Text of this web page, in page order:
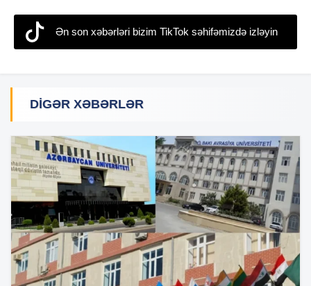
Ən son xəbərləri bizim TikTok səhifəmizdə izləyin
DIGƏR XƏBƏRLƏR